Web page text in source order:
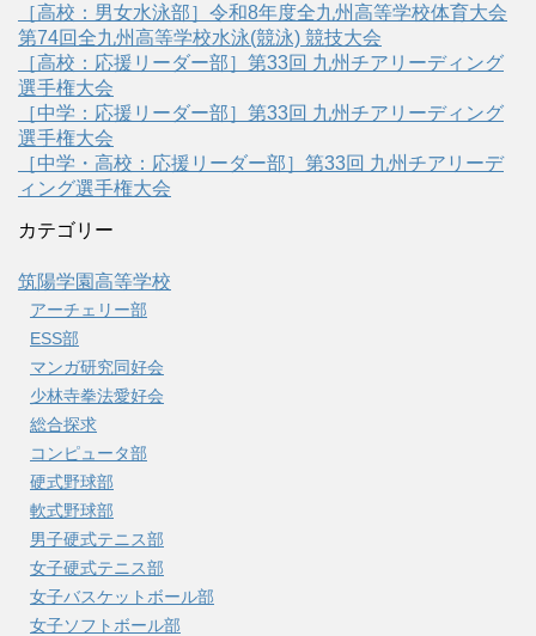
［高校：男女水泳部］令和8年度全九州高等学校体育大会
第74回全九州高等学校水泳(競泳) 競技大会
［高校：応援リーダー部］第33回 九州チアリーディング
選手権大会
［中学：応援リーダー部］第33回 九州チアリーディング
選手権大会
［中学・高校：応援リーダー部］第33回 九州チアリーデ
ィング選手権大会
カテゴリー
筑陽学園高等学校
アーチェリー部
ESS部
マンガ研究同好会
少林寺拳法愛好会
総合探求
コンピュータ部
硬式野球部
軟式野球部
男子硬式テニス部
女子硬式テニス部
女子バスケットボール部
女子ソフトボール部